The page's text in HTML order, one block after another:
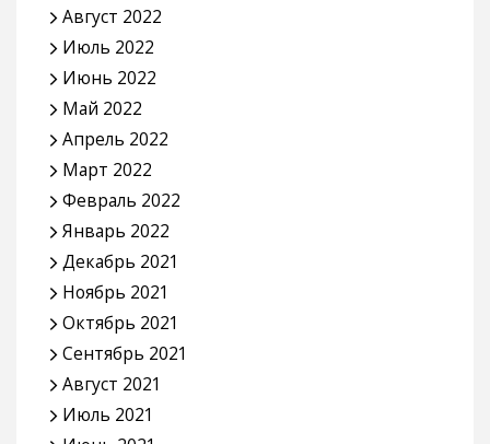
Август 2022
Июль 2022
Июнь 2022
Май 2022
Апрель 2022
Март 2022
Февраль 2022
Январь 2022
Декабрь 2021
Ноябрь 2021
Октябрь 2021
Сентябрь 2021
Август 2021
Июль 2021